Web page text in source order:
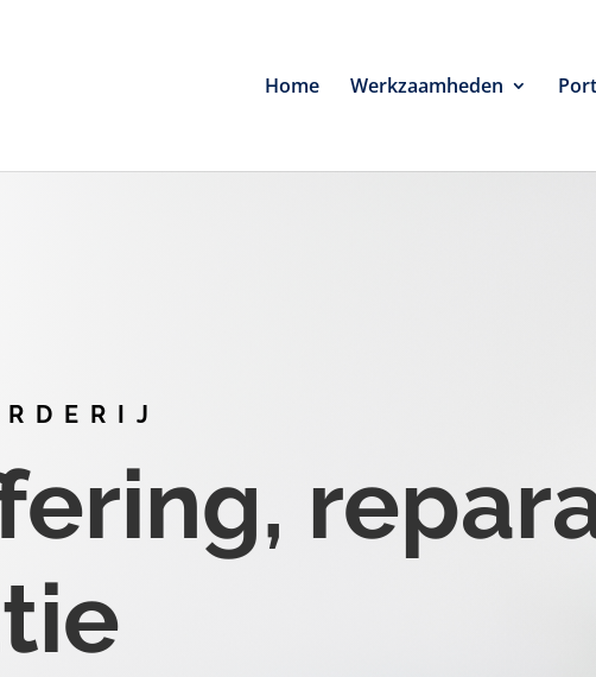
Home Werkzaamheden